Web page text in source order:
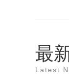
最
Latest